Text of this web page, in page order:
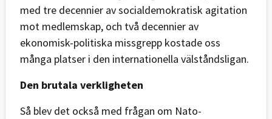
med tre decennier av socialdemokratisk agitation
mot medlemskap, och två decennier av
ekonomisk-politiska missgrepp kostade oss
många platser i den internationella välståndsligan.
Den brutala verkligheten
Så blev det också med frågan om Nato-